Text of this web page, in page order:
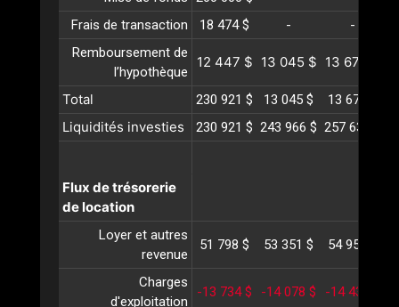
Frais de transaction
18 474 $ -
-
Remboursement de
l’hypothèque
12 447 $ 13 045 $ 13 672 $
Total 230 921 $ 13 045 $ 13 672 $
Liquidités investies 230 921 $ 243 966 $ 257 638 $
Flux de trésorerie
de location
Loyer et autres
revenue
51 798 $ 53 351 $ 54 952 $
Charges
d'exploitation
-13 734 $ -14 078 $ -14 431 $